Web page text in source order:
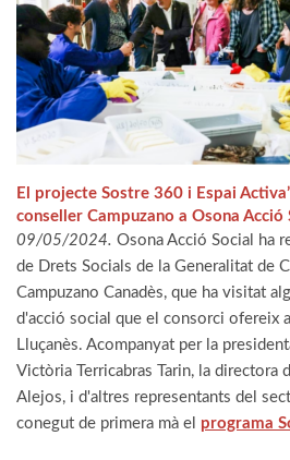
El projecte Sostre 360 i Espai
conseller Campuzano a Osona Acció
09/05/2024. Osona Acció Social ha
de Drets Socials de la Generalitat de
Campuzano Canadès, que ha visitat
d'acció social que el consorci ofereix
Lluçanès. Acompanyat per la
Victòria Terricabras Tarin, la directora
Alejos, i d'altres representants del
conegut de primera mà el programa